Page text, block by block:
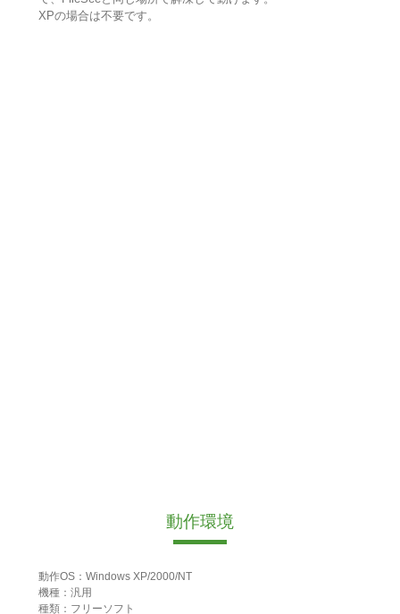
XPの場合は不要です。
動作環境
動作OS：Windows XP/2000/NT
機種：汎用
種類：フリーソフト